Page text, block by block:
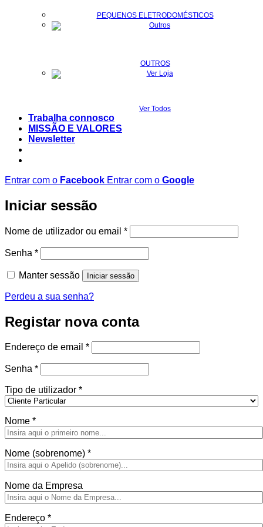
PEQUENOS ELETRODOMÉSTICOS
OUTROS
Ver Todos
Trabalha connosco
MISSÃO E VALORES
Newsletter
Entrar com o Facebook Entrar com o Google
Iniciar sessão
Nome de utilizador ou email *Obrigatório
Senha *Obrigatório
Manter sessão Iniciar sessão
Perdeu a sua senha?
Registar nova conta
Endereço de email *Obrigatório
Senha *Obrigatório
Tipo de utilizador *
Nome *
Nome (sobrenome) *
Nome da Empresa
Endereço *